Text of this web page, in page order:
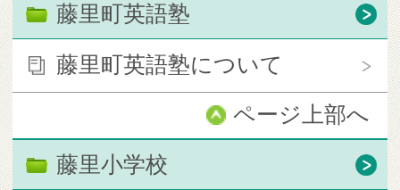
藤里町英語塾
藤里町英語塾について
ページ上部へ
藤里小学校